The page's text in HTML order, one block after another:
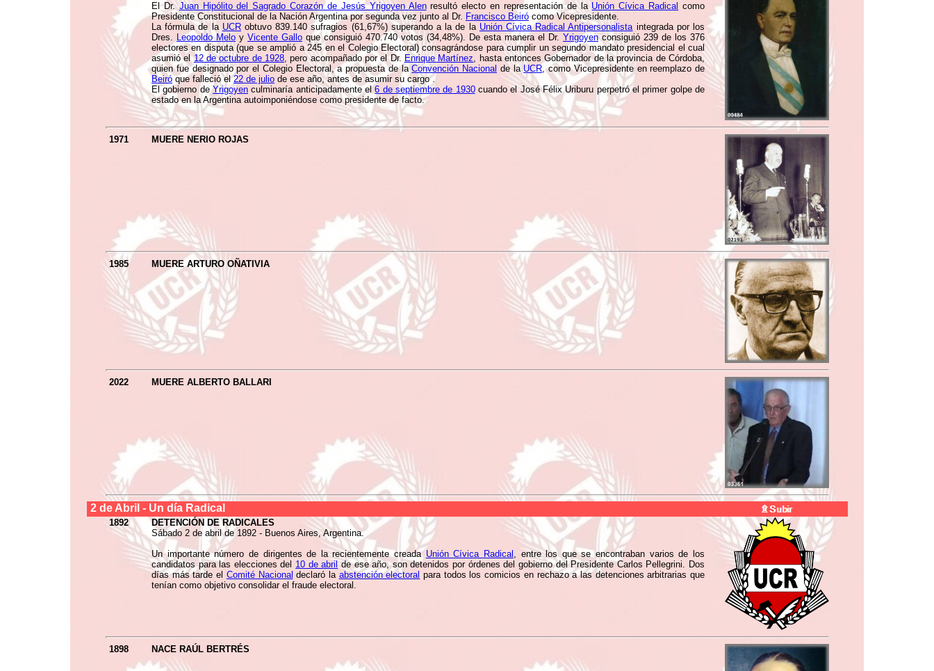
El Dr.Juan Hipólito del Sagrado Corazón de Jesús Yrigoyen Alenresultó electo en representación de laUnión Cívica Radical como
Presidente Constitucional de la Nación Argentina por segunda vez junto al Dr. Francisco Beiró como Vicepresidente.
La fórmula de la UCRobtuvo 839.140 sufragios (61,67%) superando a la de la Unión Cívica Radical Antipersonalistaintegrada por los
Dres. Leopoldo Melo y Vicente Gallo que consiguió 470.740 votos (34,48%). De esta manera el Dr. Yrigoyenconsiguió 239 de los 376
electores en disputa (que se amplió a 245 en el Colegio Electoral) consagrándose para cumplir un segundo mandato presidencial el cual
asumió el12 de octubre de 1928, pero acompañado por el Dr.Enrique Martínez, hasta entonces Gobernador de la provincia de Córdoba,
quien fue designado por el Colegio Electoral, a propuesta de laConvención Nacional de la UCR, como Vicepresidente en reemplazo de
Beiró que falleció el22 de julio de ese año, antes de asumir su cargo .
El gobierno deYrigoyen culminaría anticipadamente el6 de septiembre de 1930cuando el José Félix Uriburu perpetró el primer golpe de
estado en la Argentina autoimponiéndose como presidente de facto.
1971 MUERE NERIO ROJAS
1985 MUERE ARTURO OÑATIVIA
2022 MUERE ALBERTO BALLARI
2 de Abril - Un día Radical
1892
DETENCIÓN DE RADICALES
Sábado 2 de abril de 1892 - Buenos Aires, Argentina.
Un importante número de dirigentes de la recientemente creada Unión Cívica Radical , entre los que se encontraban varios de los
candidatos para las elecciones del 10 de abrilde ese año, son detenidos por órdenes del gobierno del Presidente Carlos Pellegrini. Dos
días más tarde el Comité Nacional declaró la abstención electoral para todos los comicios en rechazo a las detenciones arbitrarias que
tenían como objetivo consolidar el fraude electoral.
1898 NACE RAÚL BERTRÉS